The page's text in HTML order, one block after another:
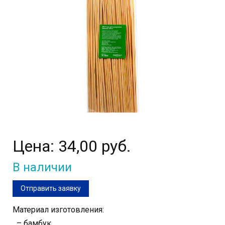
Цена: 34,00 руб.
В наличии
Отправить заявку
Материал изготовления:
– бамбук